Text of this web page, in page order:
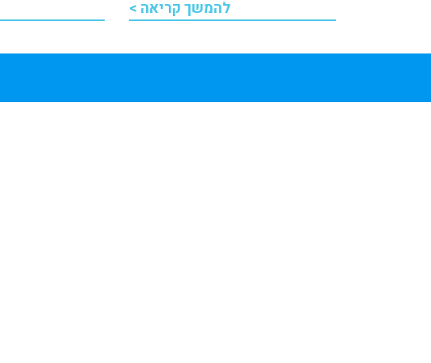
להמשך קריאה >